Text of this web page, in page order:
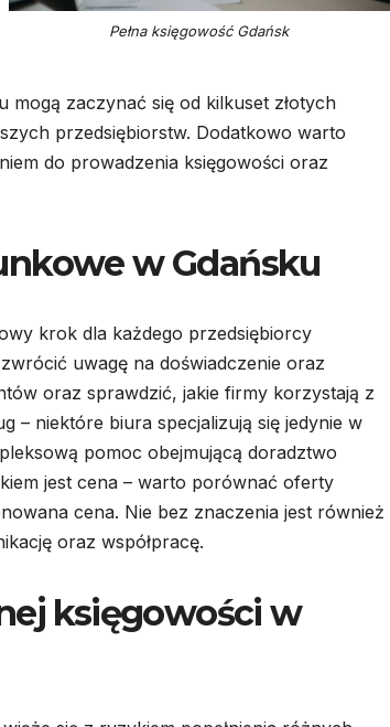
Pełna księgowość Gdańsk
mogą zaczynać się od kilkuset złotych
przedsiębiorstw. Dodatkowo warto
do prowadzenia księgowości oraz
w Gdańsku
krok dla każdego przedsiębiorcy
uwagę na doświadczenie oraz
oraz sprawdzić, jakie firmy korzystają z
– niektóre biura specjalizują się jedynie w
pomoc obejmującą doradztwo
jest cena – warto porównać oferty
cena. Nie bez znaczenia jest również
oraz współpracę.
księgowości w